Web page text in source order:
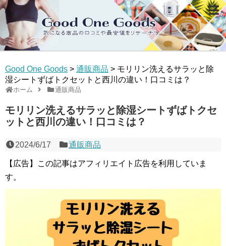
Good One Goods > 通販商品 > モリリン洗えるサラッと除
湿シートずばトクセットと西川の違い！口コミは？
ホーム 通販商品
モリリン洗えるサラッと除湿シートずばトクセ
ットと西川の違い！口コミは？
2024/6/17 通販商品
【広告】この記事はアフィリエイト広告を利用していま
す。